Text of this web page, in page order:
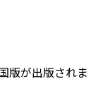
版が出版されま